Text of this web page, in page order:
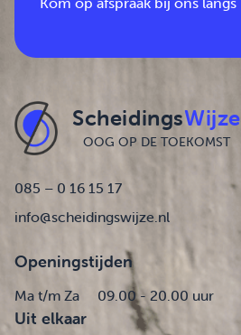
ScheidingsWijze
OOG OP DE TOEKOMST
085 – 0 16 15 17
info@scheidingswijze.nl
Openingstijden
Ma t/m Za 09.00 - 20.00 uur
Uit elkaar